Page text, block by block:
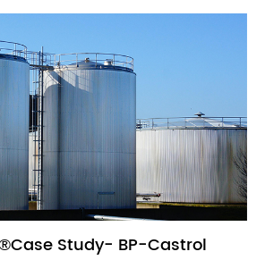
Study- BP-Castrol